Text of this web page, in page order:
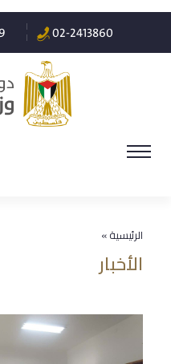
02-2413860
الرئيسية »
الأخبار